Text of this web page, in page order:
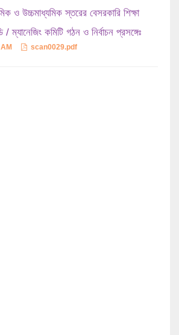
ও উচ্চমাধ্যমিক স্তরের বেসরকারি শিক্ষা
/ ম্যানেজিং কমিটি গঠন ও নির্বাচন প্রসঙ্গেঃ
AM scan0029.pdf